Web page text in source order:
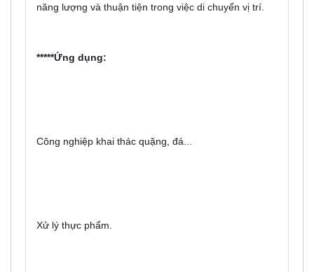
năng lượng và thuận tiện trong việc di chuyển vị trí.
*****Ứng dụng:
Công nghiệp khai thác quặng, đá...
Xử lý thực phẩm.